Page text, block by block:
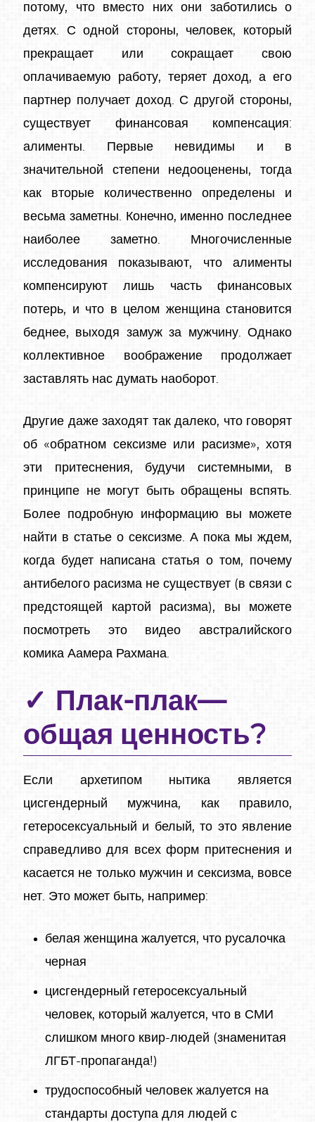
потому, что вместо них они заботились о
детях. С одной стороны, человек, который
прекращает или сокращает свою
оплачиваемую работу, теряет доход, а его
партнер получает доход. С другой стороны,
существует финансовая компенсация:
алименты. Первые невидимы и в
значительной степени недооценены, тогда
как вторые количественно определены и
весьма заметны. Конечно, именно последнее
наиболее заметно. Многочисленные
исследования показывают, что алименты
компенсируют лишь часть финансовых
потерь, и что в целом женщина становится
беднее, выходя замуж за мужчину. Однако
коллективное воображение продолжает
заставлять нас думать наоборот.
Другие даже заходят так далеко, что говорят
об «обратном сексизме или расизме», хотя
эти притеснения, будучи системными, в
принципе не могут быть обращены вспять.
Более подробную информацию вы можете
найти в статье о сексизме. А пока мы ждем,
когда будет написана статья о том, почему
антибелого расизма не существует (в связи с
предстоящей картой расизма), вы можете
посмотреть это видео австралийского
комика Аамера Рахмана.
Плак-плак—
общая ценность?
Если архетипом нытика является
цисгендерный мужчина, как правило,
гетеросексуальный и белый, то это явление
справедливо для всех форм притеснения и
касается не только мужчин и сексизма, вовсе
нет. Это может быть, например:
белая женщина жалуется, что русалочка
черная
цисгендерный гетеросексуальный
человек, который жалуется, что в СМИ
слишком много квир-людей (знаменитая
ЛГБТ-пропаганда!)
трудоспособный человек жалуется на
стандарты доступа для людей с